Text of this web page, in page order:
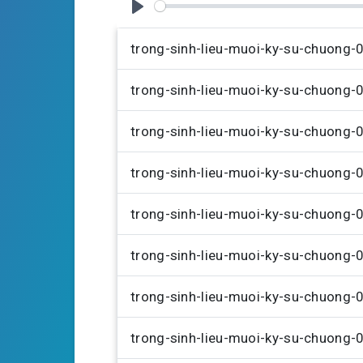
P
l
a
y
trong-sinh-lieu-muoi-ky-su-chuong-
trong-sinh-lieu-muoi-ky-su-chuong-
trong-sinh-lieu-muoi-ky-su-chuong-
trong-sinh-lieu-muoi-ky-su-chuong-
trong-sinh-lieu-muoi-ky-su-chuong-
trong-sinh-lieu-muoi-ky-su-chuong-
trong-sinh-lieu-muoi-ky-su-chuong-
trong-sinh-lieu-muoi-ky-su-chuong-